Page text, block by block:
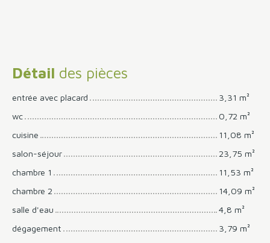
Détail des pièces
entrée avec placard
3,31 m²
wc
0,72 m²
cuisine
11,08 m²
salon-séjour
23,75 m²
chambre 1
11,53 m²
chambre 2
14,09 m²
salle d'eau
4,8 m²
dégagement
3,79 m²